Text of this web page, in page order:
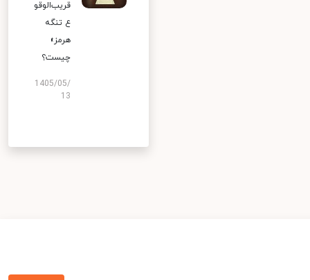
قریب‌الوقو
ع تنگه
هرمز»
چیست؟
1405/05/
13